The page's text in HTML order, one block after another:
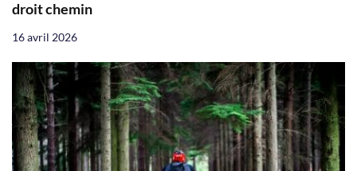
droit chemin
16 avril 2026